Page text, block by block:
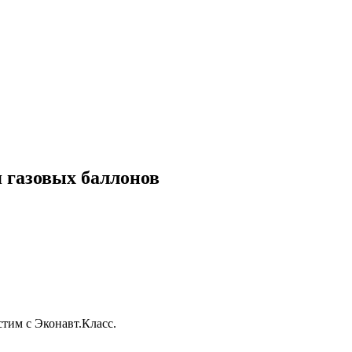
баллонов
с Эконавт.Класс.